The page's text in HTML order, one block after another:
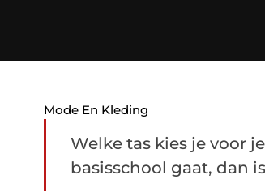
Mode En Kleding
Welke tas kies je voor
basisschool gaat, dan